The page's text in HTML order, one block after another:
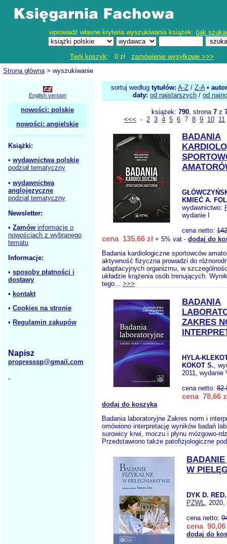
wprowadź własne kryteria wyszukiwania książek: (jak
Twój koszyk: 0 zł zamówienie wysyłkowe >>>
Strona główna> wyszukiwanie
English version
nowości: polskie
nowości: angielskie
Książki:
• wydawnictwa polskie
podział tematyczny
• wydawnictwa
anglojęzyczne
podział tematyczny
Newsletter:
• Zamów informacje o
nowościach z wybranego
tematu
Informacje:
• sposoby płatności i
dostawy
• kontakt
• Cookies na stronie
• Regulamin zakupów
Napisz
propresssp@gmail.com
sortuj według tytułów: A-Z / Z-A•
daty: od najstarszych / od
książek: 790, strona 7z
<<< - 2 3 4 5 6 7 8 9 10 11
BADANIA
KMIEĆ A.
wydawnictwo:
wydanie I
cena netto:
cena 135,66 zł + 5% vat - dodaj do
Badania kardiologiczne sportowców
aktywność fizyczna prowadzi do
adaptacyjnych organizmu, w
układzie krążenia osób trenujących.
tego... >>>
BADANIA
ZAKRES
HYLA-
KOKOT S.,
2011, wydanie
cena netto:
cena 78,66
dodaj do koszyka
Badania laboratoryjne Zakres norm i
omówiono interpretację wyników badań
surowicy krwi, moczu i płynu mózgowo-
Przedstawiono także patofizjologiczne
W
DYK D. RED.
PZWL, 2020,
cena netto:
cena 90,06
dodaj do